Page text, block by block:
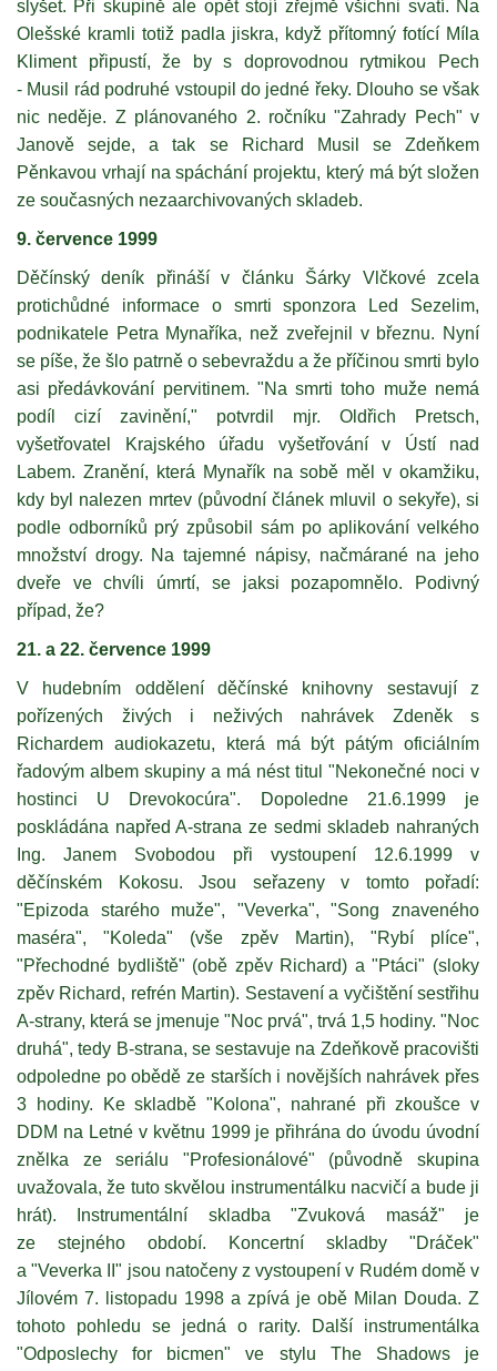
slyšet. Při skupině ale opět stojí zřejmě všichni svatí. Na
Olešské kramli totiž padla jiskra, když přítomný fotící Míla
Kliment připustí, že by s doprovodnou rytmikou Pech
- Musil rád podruhé vstoupil do jedné řeky. Dlouho se však
nic neděje. Z plánovaného 2. ročníku "Zahrady Pech" v
Janově sejde, a tak se Richard Musil se Zdeňkem
Pěnkavou vrhají na spáchání projektu, který má být složen
ze současných nezaarchivovaných skladeb.
9. července 1999
Děčínský deník přináší v článku Šárky Vlčkové zcela
protichůdné informace o smrti sponzora Led Sezelim,
podnikatele Petra Mynaříka, než zveřejnil v březnu. Nyní
se píše, že šlo patrně o sebevraždu a že příčinou smrti bylo
asi předávkování pervitinem. "Na smrti toho muže nemá
podíl cizí zavinění," potvrdil mjr. Oldřich Pretsch,
vyšetřovatel Krajského úřadu vyšetřování v Ústí nad
Labem. Zranění, která Mynařík na sobě měl v okamžiku,
kdy byl nalezen mrtev (původní článek mluvil o sekyře), si
podle odborníků prý způsobil sám po aplikování velkého
množství drogy. Na tajemné nápisy, načmárané na jeho
dveře ve chvíli úmrtí, se jaksi pozapomnělo. Podivný
případ, že?
21. a 22. července 1999
V hudebním oddělení děčínské knihovny sestavují z
pořízených živých i neživých nahrávek Zdeněk s
Richardem audiokazetu, která má být pátým oficiálním
řadovým albem skupiny a má nést titul "Nekonečné noci v
hostinci U Drevokocúra". Dopoledne 21.6.1999 je
poskládána napřed A-strana ze sedmi skladeb nahraných
Ing. Janem Svobodou při vystoupení 12.6.1999 v
děčínském Kokosu. Jsou seřazeny v tomto pořadí:
"Epizoda starého muže", "Veverka", "Song znaveného
maséra", "Koleda" (vše zpěv Martin), "Rybí plíce",
"Přechodné bydliště" (obě zpěv Richard) a "Ptáci" (sloky
zpěv Richard, refrén Martin). Sestavení a vyčištění sestřihu
A-strany, která se jmenuje "Noc prvá", trvá 1,5 hodiny. "Noc
druhá", tedy B-strana, se sestavuje na Zdeňkově pracovišti
odpoledne po obědě ze starších i novějších nahrávek přes
3 hodiny. Ke skladbě "Kolona", nahrané při zkoušce v
DDM na Letné v květnu 1999 je přihrána do úvodu úvodní
znělka ze seriálu "Profesionálové" (původně skupina
uvažovala, že tuto skvělou instrumentálku nacvičí a bude ji
hrát). Instrumentální skladba "Zvuková masáž" je
ze stejného období. Koncertní skladby "Dráček"
a "Veverka II" jsou natočeny z vystoupení v Rudém domě v
Jílovém 7. listopadu 1998 a zpívá je obě Milan Douda. Z
tohoto pohledu se jedná o rarity. Další instrumentálka
"Odposlechy for bicmen" ve stylu The Shadows je